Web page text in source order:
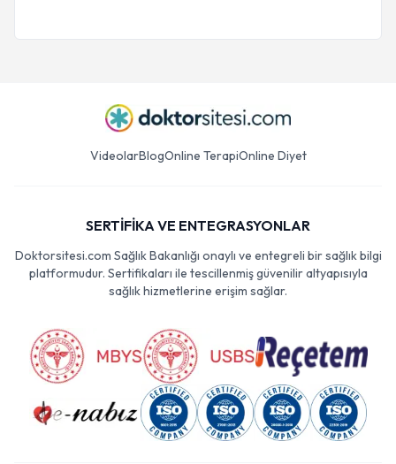
VideolarBlogOnline TerapiOnline Diyet
SERTİFİKA VE ENTEGRASYONLAR
Doktorsitesi.com Sağlık Bakanlığı onaylı ve entegreli bir sağlık bilgi
platformudur. Sertifikaları ile tescillenmiş güvenilir altyapısıyla
sağlık hizmetlerine erişim sağlar.